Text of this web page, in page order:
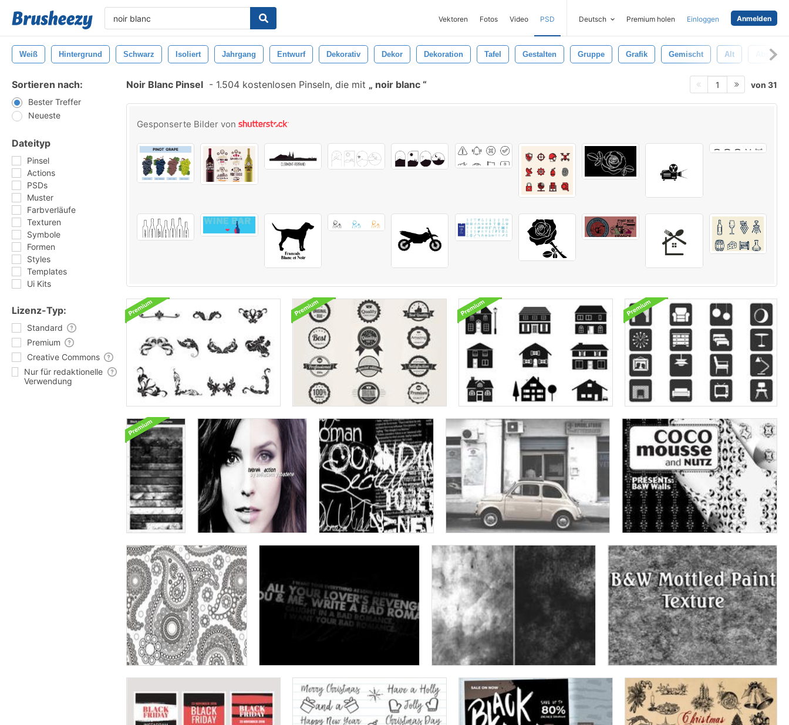
Vektoren Fotos Video PSD Deutsch Premium holen Einloggen Anmelden
Weiß Hintergrund Schwarz Isoliert Jahrgang Entwurf Dekorativ Dekor Dekoration Tafel Gestalten Gruppe Grafik Gemischt Alt Abstrakt
Sortieren nach:
Bester Treffer
Neueste
Dateityp
Pinsel
Actions
PSDs
Muster
Farbverläufe
Texturen
Symbole
Formen
Styles
Templates
Ui Kits
Lizenz-Typ:
Standard
Premium
Creative Commons
Nur für redaktionelle
Verwendung
Noir Blanc Pinsel - 1.504 kostenlosen Pinseln, die mit noir blanc 1 von 31
Gesponserte Bilder von